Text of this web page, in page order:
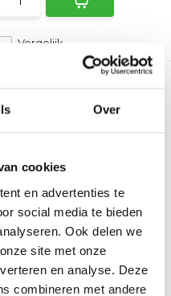
Over
cookies
en advertenties te
social media te bieden
Ook delen we
site met onze
en analyse. Deze
combineren met andere
Vergelijk
Bear Paws The Original -
Roze
Bear Paws is het originele
onmisbare BBQ tool vo...
Direct leverbaar